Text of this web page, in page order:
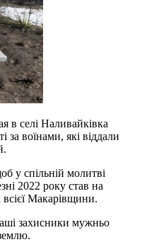
в селі Наливайківка
за воїнами, які віддали
у спільній молитві
2022 року став на
Макарівщини.
захисники мужньо